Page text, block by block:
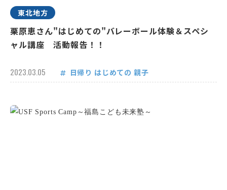
東北地方
栗原恵さん"はじめての"バレーボール体験＆スペシ
ャル講座 活動報告！！
2023.03.05 日帰り はじめての 親子